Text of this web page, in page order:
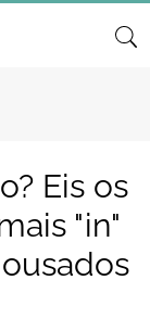
Eis os
"in"